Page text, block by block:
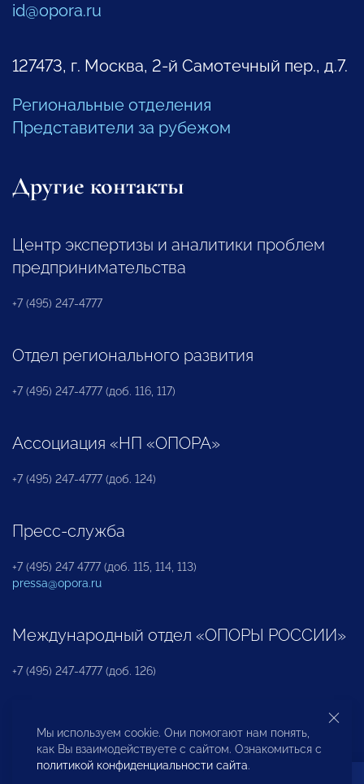
id@opora.ru
127473, г. Москва, 2-й Самотечный пер., д.7.
Региональные отделения
Представители за рубежом
Другие контакты
Центр экспертизы и аналитики проблем
предпринимательства
+7 (495) 247-4777
Отдел регионального развития
+7 (495) 247-4777 (доб. 116, 117)
Ассоциация «НП «ОПОРА»
+7 (495) 247-4777 (доб. 124)
Пресс-служба
+7 (495) 247 4777 (доб. 115, 114, 113)
pressa@opora.ru
Международный отдел «ОПОРЫ РОССИИ»
+7 (495) 247-4777 (доб. 126)
Бюро по защите прав предпринимателей и
инвесторов
Мы используем cookie. Они помогают нам понять,
как Вы взаимодействуете с сайтом. Ознакомиться с
политикой конфиденциальности сайта.